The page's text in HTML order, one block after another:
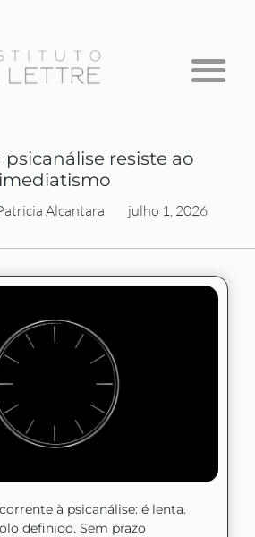
psicanálise resiste ao
imediatismo
Alcantara julho 1, 2026
à psicanálise: é lenta.
definido. Sem prazo